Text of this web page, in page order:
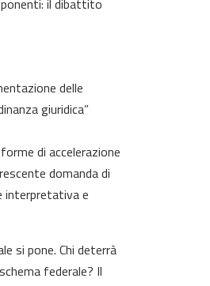
il dibattito
delle
giuridica”
di accelerazione
domanda di
interpretativa e
si pone. Chi deterrà
federale? Il